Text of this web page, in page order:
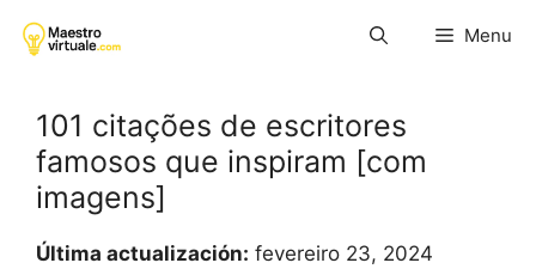
para
Menu
101 citações de escritores
famosos que inspiram [com
imagens]
Última actualización: fevereiro 23, 2024